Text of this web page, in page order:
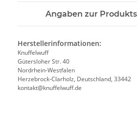
Angaben zur
Herstellerinformationen:
Knuffelwuff
Gütersloher Str. 40
Nordrhein-Westfalen
Herzebrock-Clarholz, Deutschland, 33442
kontakt@knuffelwuff.de